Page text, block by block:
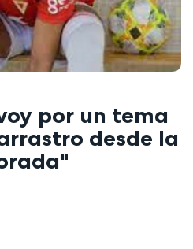
por un tema
desde la